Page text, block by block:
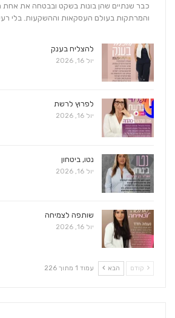
כבר שנתיים שהן בונות בשקט ובבטחה את אחת
והמרתקות בעולם העסקאות וההשקעות. בלי
להצליח בענק
יול 16, 2026
לפרוץ לרשת
יול 16, 2026
נטו, ביטחון
יול 16, 2026
שותפה לצמיחה
יול 16, 2026
קודם הבא עמוד 1 מתוך 226